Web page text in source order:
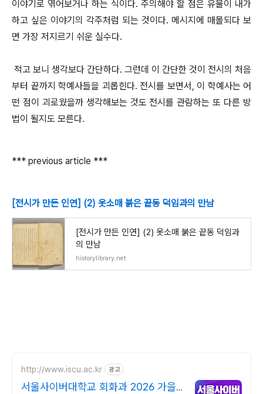
이야기로 엮어보거나 하는 식이다. 주의해야 할 점은 유물이 내가
하고 싶은 이야기의 각주처럼 되는 것이다. 메시지에 매몰되다 보
면 가장 저지르기 쉬운 실수다.
적고 보니 생각보다 간단하다. 그런데 이 간단한 것이 전시의 처음
부터 끝까지 학예사들을 괴롭힌다. 전시를 보면서, 이 학예사는 어
떤 점이 괴로웠을까 생각해보는 것도 전시를 관람하는 또 다른 방
법이 될지도 모른다.
*** previous article ***
[전시가 만든 인연] (2) 옷소매 붉은 끝동 덕임과의 만남
[전시가 만든 인연] (2) 옷소매 붉은 끝동 덕임과
의 만남
historylibrary.net
http://www.iscu.ac.kr 광고
서울사이버대학교 회화과 2026 가을